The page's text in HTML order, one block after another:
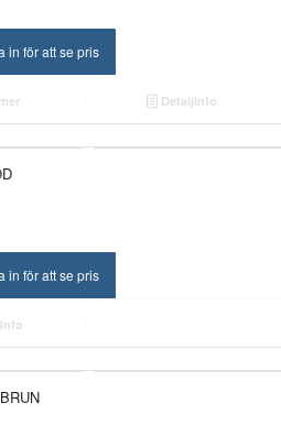
in för att se pris
Detaljinfo
in för att se pris